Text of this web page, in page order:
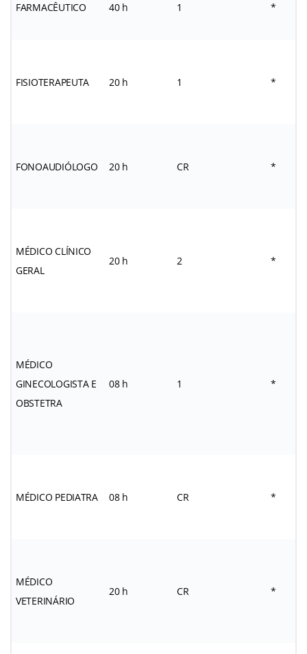
FARMACÊUTICO 40 h 1 *
FISIOTERAPEUTA 20 h 1 *
FONOAUDIÓLOGO 20 h CR *
MÉDICO CLÍNICO
GERAL
20 h 2 *
MÉDICO
GINECOLOGISTA E
OBSTETRA
08 h 1 *
MÉDICO PEDIATRA 08 h CR *
MÉDICO
VETERINÁRIO
20 h CR *